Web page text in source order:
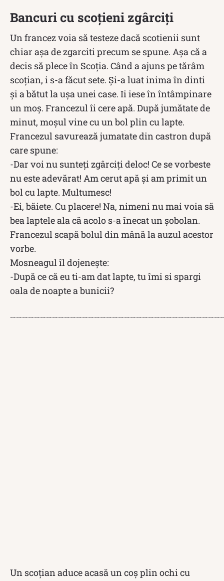
Bancuri cu scoțieni zgârciți
Un francez voia să testeze dacă scotienii sunt
chiar așa de zgarciti precum se spune. Așa că a
decis să plece în Scoția. Când a ajuns pe tărâm
scoțian, i s-a făcut sete. Și-a luat inima în dinti
și a bătut la ușa unei case. Ii iese în întâmpinare
un moș. Francezul îi cere apă. După jumătate de
minut, moșul vine cu un bol plin cu lapte.
Francezul savurează jumatate din castron după
care spune:
-Dar voi nu sunteți zgârciți deloc! Ce se vorbeste
nu este adevărat! Am cerut apă și am primit un
bol cu lapte. Multumesc!
-Ei, băiete. Cu placere! Na, nimeni nu mai voia să
bea laptele ala că acolo s-a înecat un șobolan.
Francezul scapă bolul din mână la auzul acestor
vorbe.
Mosneagul îl dojenește:
-După ce că eu ti-am dat lapte, tu îmi si spargi
oala de noapte a bunicii?
Un scoţian aduce acasă un coş plin ochi cu